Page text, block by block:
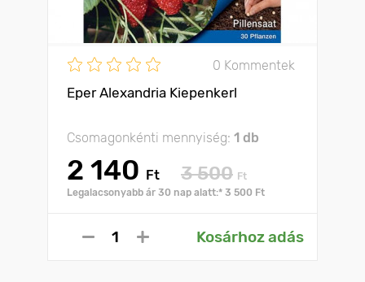
0 Kommentek
Eper Alexandria Kiepenkerl
Csomagonkénti mennyiség: 1 db
2 140 Ft 3 500 Ft
Legalacsonyabb ár 30 nap alatt:* 3 500 Ft
Kosárhoz adás